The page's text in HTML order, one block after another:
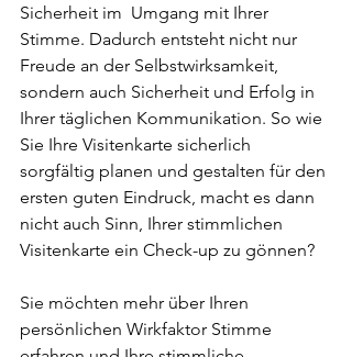
Sicherheit im  Umgang mit Ihrer
Stimme. Dadurch entsteht nicht nur
Freude an der Selbstwirksamkeit,
sondern auch Sicherheit und Erfolg in
Ihrer täglichen Kommunikation. So wie
Sie Ihre Visitenkarte sicherlich
sorgfältig planen und gestalten für den
ersten guten Eindruck, macht es dann
nicht auch Sinn, Ihrer stimmlichen
Visitenkarte ein Check-up zu gönnen?
Sie möchten mehr über Ihren
persönlichen Wirkfaktor Stimme